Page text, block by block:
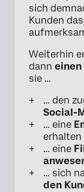
sich
Kunden
Weiterhin
dann einen
sie …
… den
Social-
… eine
erhalten
… eine
… sich
den